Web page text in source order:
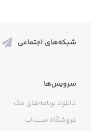
شبکه‌های اجتماعی
سرویس‌ها
دانلود برنامه‌های مک
فروشگاه سیب‌اپ